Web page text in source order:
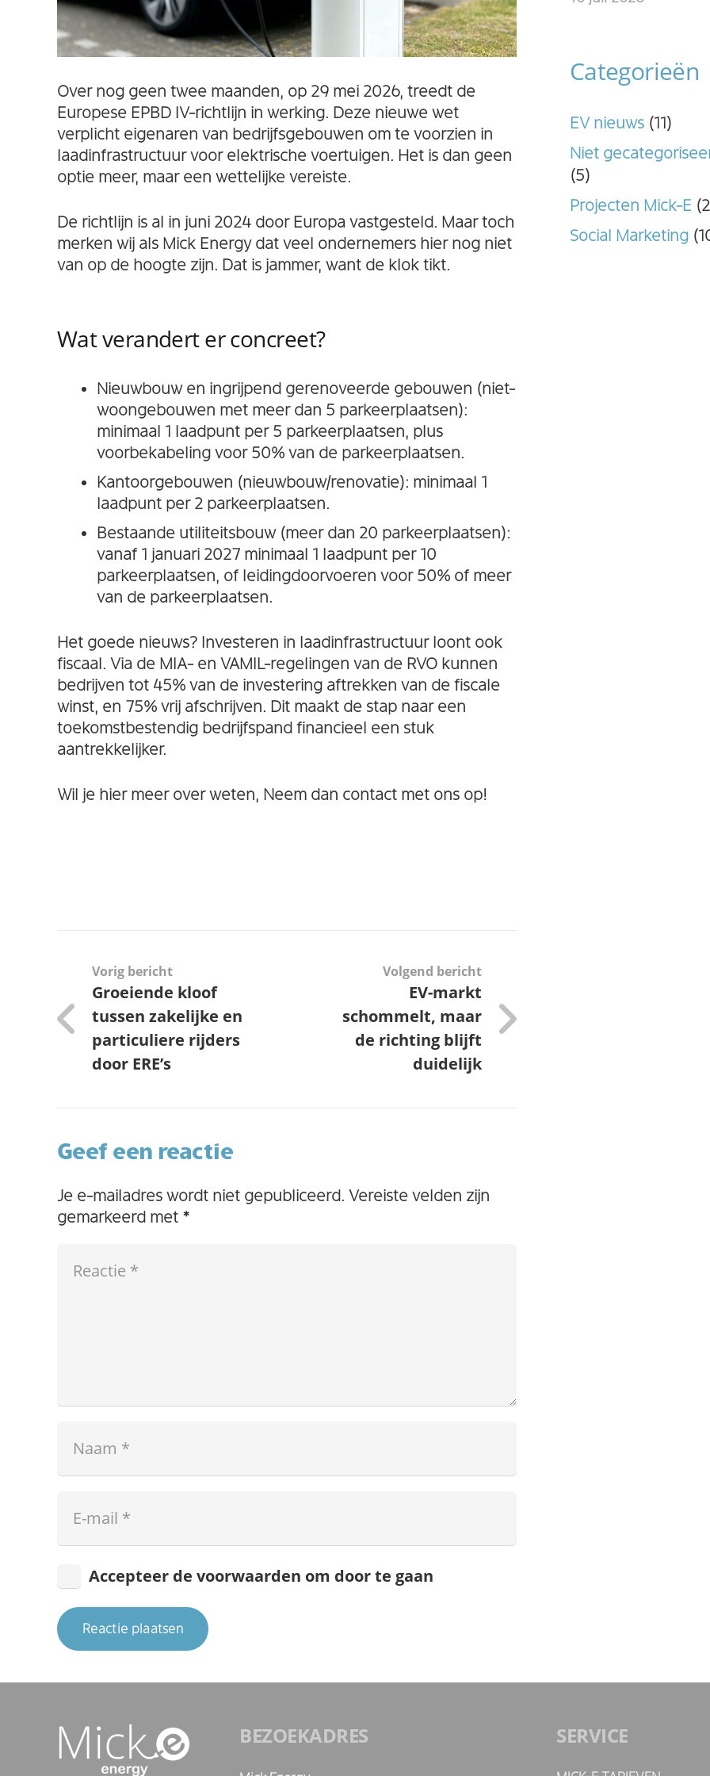
Over nog geen twee maanden, op 29 mei 2026, treedt de
Europese EPBD IV-richtlijn in werking. Deze nieuwe wet
verplicht eigenaren van bedrijfsgebouwen om te voorzien in
laadinfrastructuur voor elektrische voertuigen. Het is dan geen
optie meer, maar een wettelijke vereiste.
De richtlijn is al in juni 2024 door Europa vastgesteld. Maar toch
merken wij als Mick Energy dat veel ondernemers hier nog niet
van op de hoogte zijn. Dat is jammer, want de klok tikt.
Wat verandert er concreet?
Nieuwbouw en ingrijpend gerenoveerde gebouwen (niet-
woongebouwen met meer dan 5 parkeerplaatsen):
minimaal 1 laadpunt per 5 parkeerplaatsen, plus
voorbekabeling voor 50% van de parkeerplaatsen.
Kantoorgebouwen (nieuwbouw/renovatie): minimaal 1
laadpunt per 2 parkeerplaatsen.
Bestaande utiliteitsbouw (meer dan 20 parkeerplaatsen):
vanaf 1 januari 2027 minimaal 1 laadpunt per 10
parkeerplaatsen, of leidingdoorvoeren voor 50% of meer
van de parkeerplaatsen.
Het goede nieuws? Investeren in laadinfrastructuur loont ook
fiscaal. Via de MIA- en VAMIL-regelingen van de RVO kunnen
bedrijven tot 45% van de investering aftrekken van de fiscale
winst, en 75% vrij afschrijven. Dit maakt de stap naar een
toekomstbestendig bedrijfspand financieel een stuk
aantrekkelijker.
Wil je hier meer over weten, Neem dan contact met ons op!
Vorig bericht
Groeiende kloof
tussen zakelijke en
particuliere rijders
door ERE’s
Volgend bericht
EV-markt
schommelt, maar
de richting blijft
duidelijk
Geef een reactie
Je e-mailadres wordt niet gepubliceerd. Vereiste velden zijn
gemarkeerd met *
Accepteer de voorwaarden om door te gaan
Reactie plaatsen
Categorieën
EV nieuws(11)
Niet
(5)
Projecten Mick-E
Social Marketing
BEZOEKADRES SERVICE